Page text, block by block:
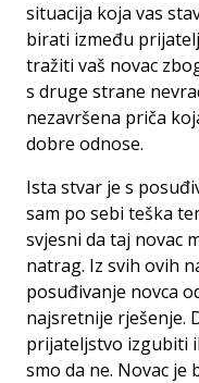
situacija koja vas
birati između
tražiti vaš novac
s druge strane
nezavršena priča
dobre odnose.
Ista stvar je s
sam po sebi teška
svjesni da taj novac
natrag. Iz svih ovih
posuđivanje novca
najsretnije rješenje.
prijateljstvo izgubiti
smo da ne. Novac je